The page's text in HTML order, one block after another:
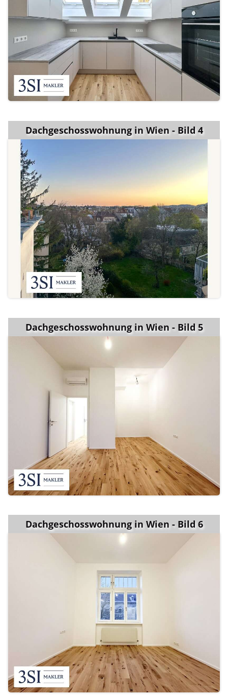
Dachgeschosswohnung in Wien - Bild 4
Dachgeschosswohnung in Wien - Bild 5
Dachgeschosswohnung in Wien - Bild 6